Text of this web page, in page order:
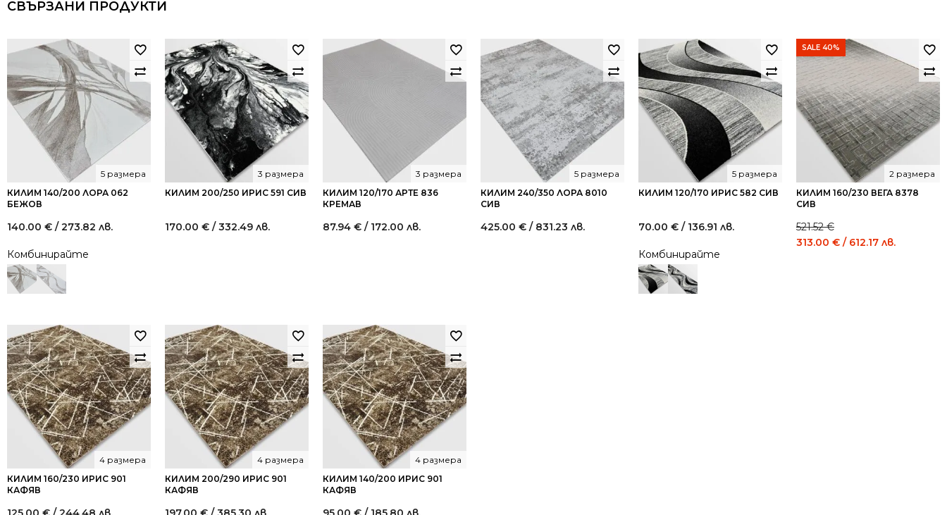
СВЪРЗАНИ ПРОДУКТИ
КИЛИМ 140/200 ЛОРА 062
БЕЖОВ
5 размера
140.00 € / 273.82 лв.
Комбинирайте
КИЛИМ 200/250 ИРИС 591 СИВ
3 размера
170.00 € / 332.49 лв.
КИЛИМ 120/170 АРТЕ 836
КРЕМАВ
3 размера
87.94 € / 172.00 лв.
КИЛИМ 240/350 ЛОРА 8010
СИВ
5 размера
425.00 € / 831.23 лв.
КИЛИМ 120/170 ИРИС 582 СИВ
5 размера
70.00 € / 136.91 лв.
Комбинирайте
SALE 40%
КИЛИМ 160/230 ВЕГА 8378
СИВ
2 размера
521.52€
Original
313.00 € / 612.17 лв.
КИЛИМ 160/230 ИРИС 901
КАФЯВ
4 размера
КИЛИМ 200/290 ИРИС 901
КАФЯВ
4 размера
КИЛИМ 140/200 ИРИС 901
КАФЯВ
4 размера